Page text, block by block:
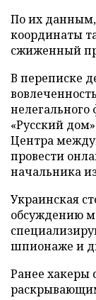
По их данным,
координаты
сжиженный
В переписке
нелегального
«Русский
Центра
провести
начальника
Украинская
обсуждению
шпионаже и
Ранее хакеры